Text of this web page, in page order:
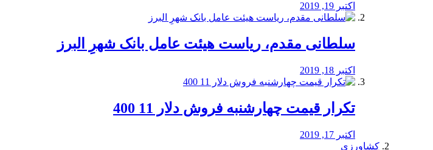
اکتبر 19, 2019
سلطانی مقدم، ریاست هیئت عامل بانک شهرِ البرز
اکتبر 18, 2019
تکرار قیمت چهارشنبه فروش دلار 11 400
اکتبر 17, 2019
کشاورزی